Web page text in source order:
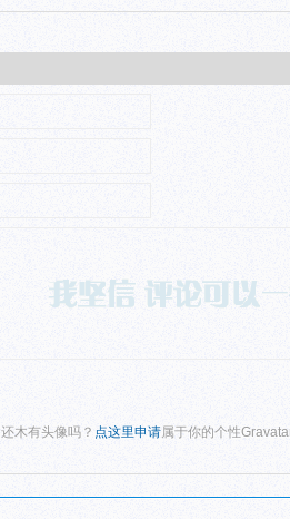
木有头像吗？ 点这里申请 属于你的个性